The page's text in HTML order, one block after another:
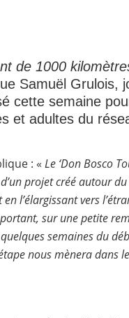
de 1000
Samuël Grulois,
cette semaine
et adultes du
: « Le ‘Don Bosco
projet créé autour
l’élargissant vers
sur une petite
semaines du
nous mènera dans